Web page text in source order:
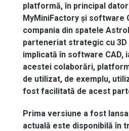
platformă,în principal
MyMiniFactory și software
compania din spatele
parteneriat strategic cu 3D
implicată în software CAD,
acestei colaborări,
de utilizat, de exemplu,
fost facilitată de acest
Prima versiune a fost
actuală este disponibilă în